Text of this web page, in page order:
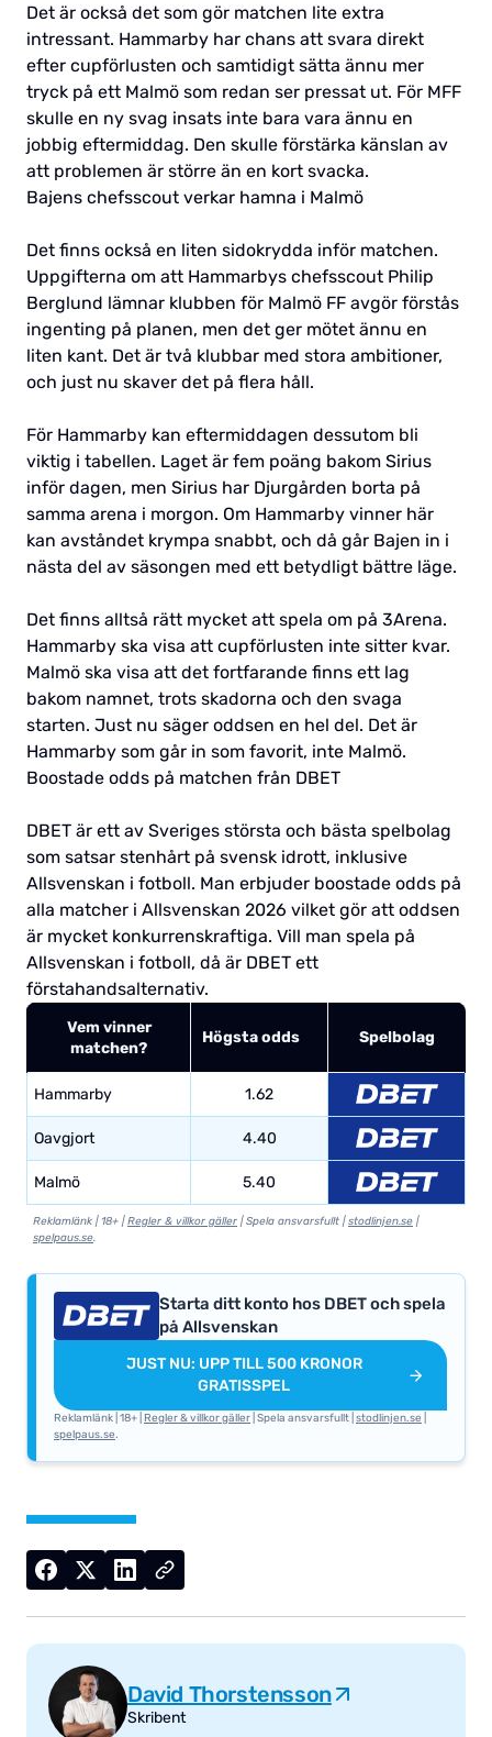
Det är också det som gör matchen lite extra
intressant. Hammarby har chans att svara direkt
efter cupförlusten och samtidigt sätta ännu mer
tryck på ett Malmö som redan ser pressat ut. För MFF
skulle en ny svag insats inte bara vara ännu en
jobbig eftermiddag. Den skulle förstärka känslan av
att problemen är större än en kort svacka.
Bajens chefsscout verkar hamna i Malmö
Det finns också en liten sidokrydda inför matchen.
Uppgifterna om att Hammarbys chefsscout Philip
Berglund lämnar klubben för Malmö FF avgör förstås
ingenting på planen, men det ger mötet ännu en
liten kant. Det är två klubbar med stora ambitioner,
och just nu skaver det på flera håll.
För Hammarby kan eftermiddagen dessutom bli
viktig i tabellen. Laget är fem poäng bakom Sirius
inför dagen, men Sirius har Djurgården borta på
samma arena i morgon. Om Hammarby vinner här
kan avståndet krympa snabbt, och då går Bajen in i
nästa del av säsongen med ett betydligt bättre läge.
Det finns alltså rätt mycket att spela om på 3Arena.
Hammarby ska visa att cupförlusten inte sitter kvar.
Malmö ska visa att det fortfarande finns ett lag
bakom namnet, trots skadorna och den svaga
starten. Just nu säger oddsen en hel del. Det är
Hammarby som går in som favorit, inte Malmö.
Boostade odds på matchen från DBET
DBET är ett av Sveriges största och bästa spelbolag
som satsar stenhårt på svensk idrott, inklusive
Allsvenskan i fotboll. Man erbjuder boostade odds på
alla matcher i Allsvenskan 2026 vilket gör att oddsen
är mycket konkurrenskraftiga. Vill man spela på
Allsvenskan i fotboll, då är DBET ett
förstahandsalternativ.
Vem vinner
matchen?
Högsta odds Spelbolag
Hammarby 1.62
Oavgjort 4.40
Malmö 5.40
Reklamlänk | 18+ |Regler & villkor gäller | Spela ansvarsfullt |stodlinjen.se |
spelpaus.se.
Starta ditt konto hos DBET och spela
på Allsvenskan
JUST NU: UPP TILL 500 KRONOR
GRATISSPEL
Reklamlänk | 18+ | Regler & villkor gäller | Spela ansvarsfullt | stodlinjen.se
spelpaus.se.
David Thorstensson
Skribent